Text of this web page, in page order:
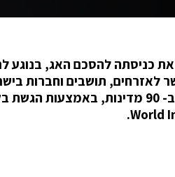
אישרה ישראל את כניסתה להסכם האג,
World